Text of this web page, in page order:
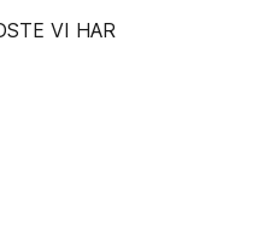
VI HAR